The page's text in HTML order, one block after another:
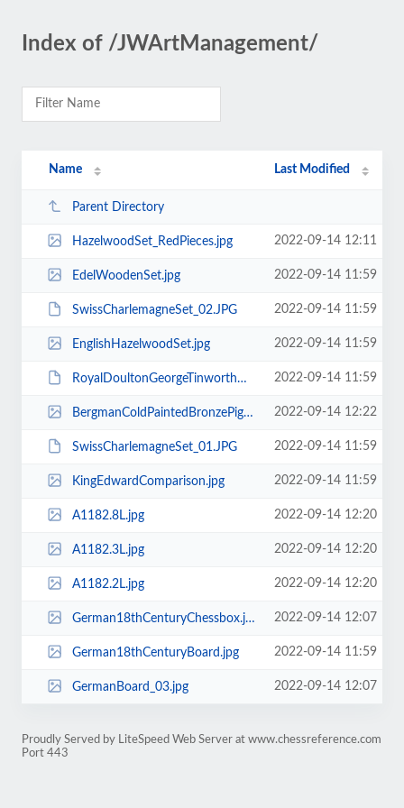
Index of /JWArtManagement/
Name Last Modified
Parent Directory
HazelwoodSet_RedPieces.jpg 2022-09-14 12:11
EdelWoodenSet.jpg 2022-09-14 11:59
SwissCharlemagneSet_02.JPG 2022-09-14 11:59
EnglishHazelwoodSet.jpg 2022-09-14 11:59
RoyalDoultonGeorgeTinworthMouseSet.JPG 2022-09-14 11:59
BergmanColdPaintedBronzePigSet.jpg 2022-09-14 12:22
SwissCharlemagneSet_01.JPG 2022-09-14 11:59
KingEdwardComparison.jpg 2022-09-14 11:59
A1182.8L.jpg 2022-09-14 12:20
A1182.3L.jpg 2022-09-14 12:20
A1182.2L.jpg 2022-09-14 12:20
German18thCenturyChessbox.jpg 2022-09-14 12:07
German18thCenturyBoard.jpg 2022-09-14 11:59
GermanBoard_03.jpg 2022-09-14 12:07
Proudly Served by LiteSpeed Web Server at www.chessreference.com
Port 443